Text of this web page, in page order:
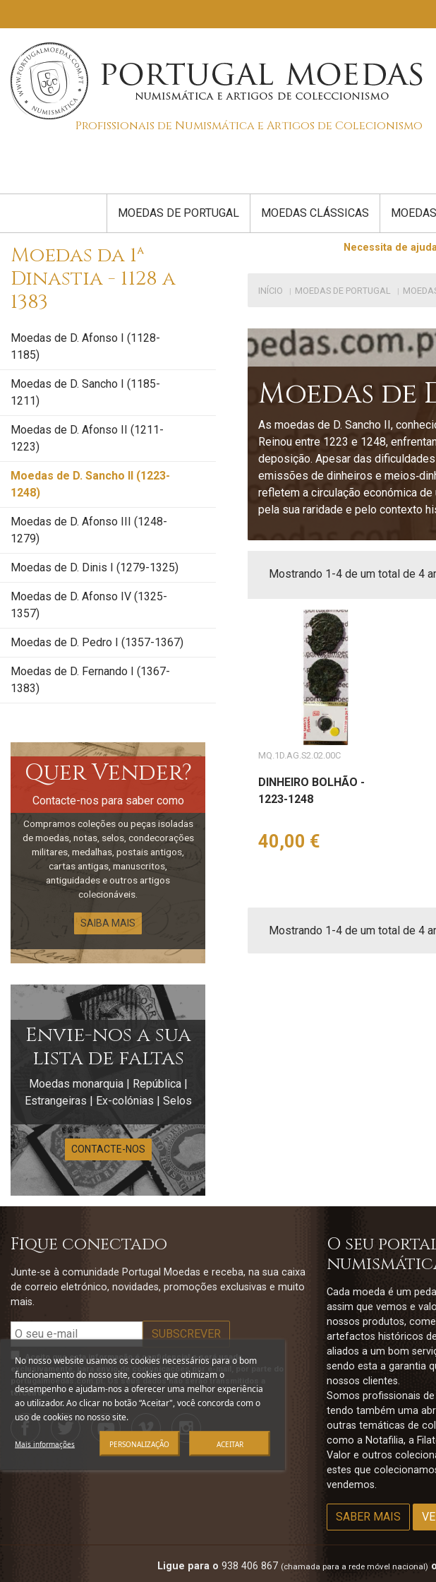
Profissionais de Numismática e Artigos de Colecionismo
MOEDAS DE PORTUGAL MOEDAS CLÁSSICAS
Moedas da 1ª
Dinastia - 1128 a
1383
Moedas de D. Afonso I (1128-
1185)
Moedas de D. Sancho I (1185-
1211)
Moedas de D. Afonso II (1211-
1223)
Moedas de D. Sancho II (1223-
1248)
Moedas de D. Afonso III (1248-
1279)
Moedas de D. Dinis I (1279-1325)
Moedas de D. Afonso IV (1325-
1357)
Moedas de D. Pedro I (1357-1367)
Moedas de D. Fernando I (1367-
1383)
Quer Vender?
Contacte-nos para saber como
Compramos coleções ou peças isoladas
de moedas, notas, selos, condecorações
militares, medalhas, postais antigos,
cartas antigas, manuscritos,
antiguidades e outros artigos
colecionáveis.
SAIBA MAIS
Envie-nos a sua
lista de faltas
Moedas monarquia | República |
Estrangeiras | Ex-colónias | Selos
CONTACTE-NOS
Necessita de
INÍCIO MOEDAS DE PORTUGAL
Moedas de
As moedas de D. Sancho II,
Reinou entre 1223 e 1248,
deposição. Apesar das
emissões de dinheiros e
refletem a circulação económica
pela sua raridade e pelo contexto
Mostrando 1-4 de um total de 4
MQ.1D.AG.S2.02.00C
DINHEIRO BOLHÃO -
1223-1248
Preço
40,00 €
Mostrando 1-4 de um total de 4
Fique conectado
Junte-se à comunidade Portugal Moedas e receba, na sua caixa
de correio eletrónico, novidades, promoções exclusivas e muito
mais.
Aceito que esta informação é confidencial e será usada,
exclusivamente, para envio de comunicações por e-mail, por parte do
portugalmoedas.com.pt. Os seus dados não serão transmitidos a
terceiros.
O seu
Cada moeda é um
assim que vemos e
nossos produtos,
artefactos históricos
aliados a um bom
sendo esta a garantia
nossos clientes.
Somos profissionais
tendo também uma
outras temáticas de
como a Notafilia, a
Valor e outros
estes que
vendemos.
SABER MAIS
Ligue para o 938 406 867 (chamada para a rede móvel nacional)
No nosso website usamos os cookies necessários para o bom
funcionamento do nosso site, cookies que otimizam o
desempenho e ajudam-nos a oferecer uma melhor experiência
ao utilizador. Ao clicar no botão “Aceitar", você concorda com o
uso de cookies no nosso site.
Mais informações PERSONALIZAÇÃO ACEITAR